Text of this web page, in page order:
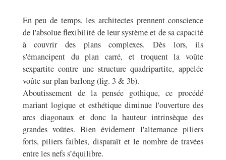
En peu de temps, les architectes prennent conscience
de l'absolue flexibilité de leur système et de sa capacité
à couvrir des plans complexes. Dès lors, ils
s'émancipent du plan carré, et troquent la voûte
sexpartite contre une structure quadripartite, appelée
voûte sur plan barlong (fig. 3 & 3b).
Aboutissement de la pensée gothique, ce procédé
mariant logique et esthétique diminue l'ouverture des
arcs diagonaux et donc la hauteur intrinsèque des
grandes voûtes. Bien évidement l'alternance piliers
forts, piliers faibles, disparaît et le nombre de travées
entre les nefs s’équilibre.